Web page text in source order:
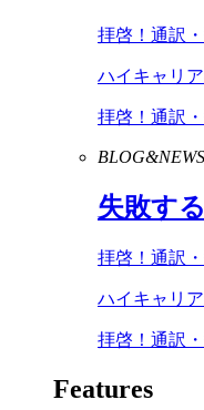
拝啓！通訳
ハイキャリ
拝啓！通訳
BLOG&NEWS
失敗す
拝啓！通訳
ハイキャリ
拝啓！通訳
Features